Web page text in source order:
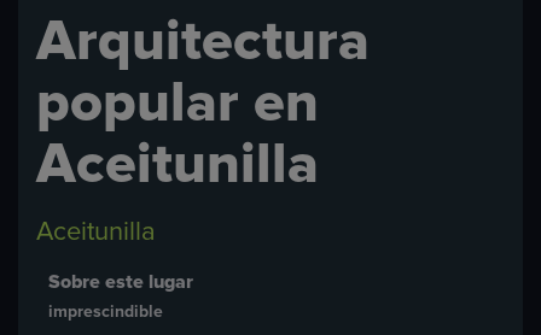
Arquitectura
popular en
Aceitunilla
Aceitunilla
Sobre este lugar
imprescindible